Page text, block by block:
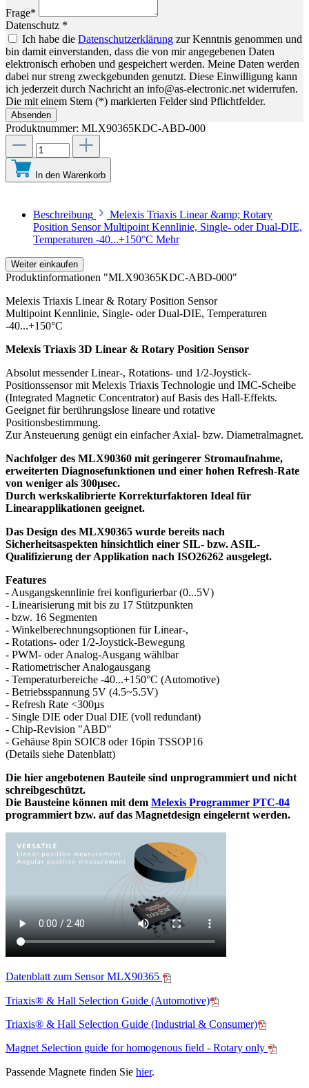
Frage*
Datenschutz *
Ich habe die Datenschutzerklärung zur Kenntnis genommen und
bin damit einverstanden, dass die von mir angegebenen Daten
elektronisch erhoben und gespeichert werden. Meine Daten werden
dabei nur streng zweckgebunden genutzt. Diese Einwilligung kann
ich jederzeit durch Nachricht an info@as-electronic.net widerrufen.
Die mit einem Stern (*) markierten Felder sind Pflichtfelder.
Absenden
Produktnummer: MLX90365KDC-ABD-000
In den Warenkorb
Beschreibung
Melexis Triaxis Linear &amp; Rotary
Position Sensor Multipoint Kennlinie, Single- oder Dual-DIE,
Temperaturen -40...+150°C Mehr
Weiter einkaufen
Produktinformationen "MLX90365KDC-ABD-000"
Melexis Triaxis Linear & Rotary Position Sensor
Multipoint Kennlinie, Single- oder Dual-DIE, Temperaturen
-40...+150°C
Melexis Triaxis 3D Linear & Rotary Position Sensor
Absolut messender Linear-, Rotations- und 1/2-Joystick-
Positionssensor mit Melexis Triaxis Technologie und IMC-Scheibe
(Integrated Magnetic Concentrator) auf Basis des Hall-Effekts.
Geeignet für berührungslose lineare und rotative
Positionsbestimmung.
Zur Ansteuerung genügt ein einfacher Axial- bzw. Diametralmagnet.
Nachfolger des MLX90360 mit geringerer Stromaufnahme,
erweiterten Diagnosefunktionen und einer hohen Refresh-Rate
von weniger als 300µsec.
Durch werkskalibrierte Korrekturfaktoren Ideal für
Linearapplikationen geeignet.
Das Design des MLX90365 wurde bereits nach
Sicherheitsaspekten hinsichtlich einer SIL- bzw. ASIL-
Qualifizierung der Applikation nach ISO26262 ausgelegt.
Features
- Ausgangskennlinie frei konfigurierbar (0...5V)
- Linearisierung mit bis zu 17 Stützpunkten
- bzw. 16 Segmenten
- Winkelberechnungsoptionen für Linear-,
- Rotations- oder 1/2-Joystick-Bewegung
- PWM- oder Analog-Ausgang wählbar
- Ratiometrischer Analogausgang
- Temperaturbereiche -40...+150°C (Automotive)
- Betriebsspannung 5V (4.5~5.5V)
- Refresh Rate <300µs
- Single DIE oder Dual DIE (voll redundant)
- Chip-Revision "ABD"
- Gehäuse 8pin SOIC8 oder 16pin TSSOP16
(Details siehe Datenblatt)
Die hier angebotenen Bauteile sind unprogrammiert und nicht
schreibgeschützt.
Die Bausteine können mit dem Melexis Programmer PTC-04
programmiert bzw. auf das Magnetdesign eingelernt werden.
Datenblatt zum Sensor MLX90365
Triaxis® & Hall Selection Guide (Automotive)
Triaxis® & Hall Selection Guide (Industrial & Consumer)
Magnet Selection guide for homogenous field - Rotary only
Passende Magnete finden Sie hier.